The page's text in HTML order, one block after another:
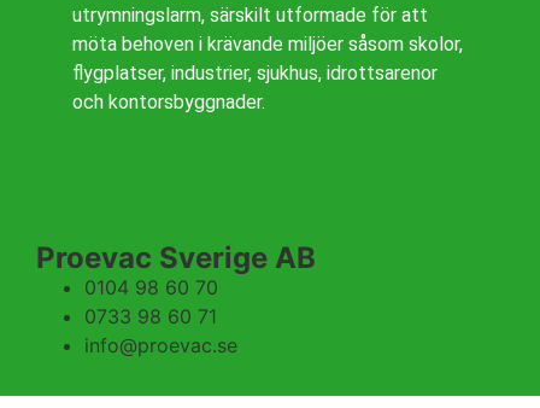
utrymningslarm, särskilt utformade för att
möta behoven i krävande miljöer såsom skolor,
flygplatser, industrier, sjukhus, idrottsarenor
och kontorsbyggnader.
Proevac Sverige AB
0104 98 60 70
0733 98 60 71
info@proevac.se